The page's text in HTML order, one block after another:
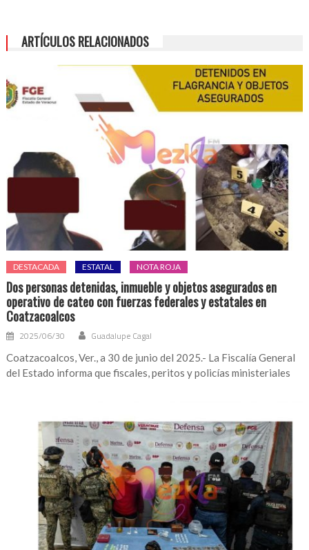
ARTÍCULOS RELACIONADOS
DESTACADA ESTATAL NOTA ROJA
Dos personas detenidas, inmueble y objetos asegurados en
operativo de cateo con fuerzas federales y estatales en
Coatzacoalcos
2025/06/30 Guadalupe Cagal
Coatzacoalcos, Ver., a 30 de junio del 2025.- La Fiscalía General
del Estado informa que fiscales, peritos y policías ministeriales